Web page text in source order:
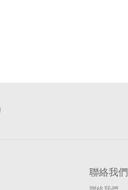
聯絡我們